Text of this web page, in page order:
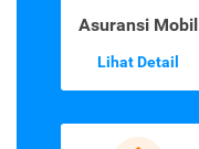
Asuransi Mobil
Lihat Detail